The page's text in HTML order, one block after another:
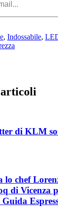
, Indossabile,
articoli
di KLM
lo chef
di Vicenza